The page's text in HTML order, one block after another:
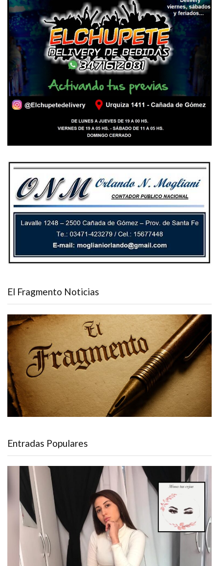
El Fragmento Noticias
Entradas Populares